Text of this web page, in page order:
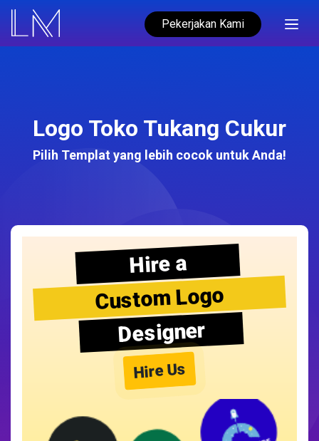
Pekerjakan Kami
Logo Toko Tukang Cukur
Pilih Templat yang lebih cocok untuk Anda!
Hire a
Custom Logo
Designer
Hire Us